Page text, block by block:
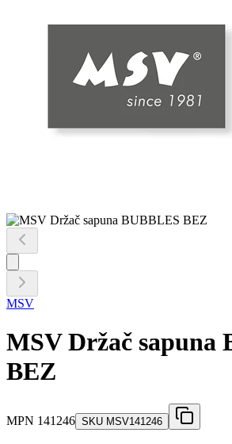
MSV
MSV Držač sapuna
BEZ
MPN 141246 SKU MSV141246